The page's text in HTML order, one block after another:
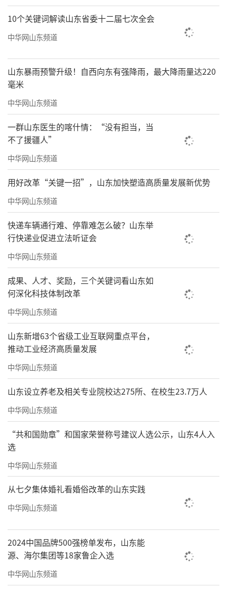
10个关键词解读山东省委十二届七次全会
中华网山东频道
山东暴雨预警升级！自西向东有强降雨，最大降雨量达220
毫米
中华网山东频道
一群山东医生的喀什情：“没有担当，当
不了援疆人”
中华网山东频道
用好改革“关键一招”，山东加快塑造高质量发展新优势
中华网山东频道
快递车辆通行难、停靠难怎么破？山东举
行快递业促进立法听证会
中华网山东频道
成果、人才、奖励，三个关键词看山东如
何深化科技体制改革
中华网山东频道
山东新增63个省级工业互联网重点平台，
推动工业经济高质量发展
中华网山东频道
山东设立养老及相关专业院校达275所、在校生23.7万人
中华网山东频道
“共和国勋章”和国家荣誉称号建议人选公示，山东4人入
选
中华网山东频道
从七夕集体婚礼看婚俗改革的山东实践
中华网山东频道
2024中国品牌500强榜单发布，山东能
源、海尔集团等18家鲁企入选
中华网山东频道